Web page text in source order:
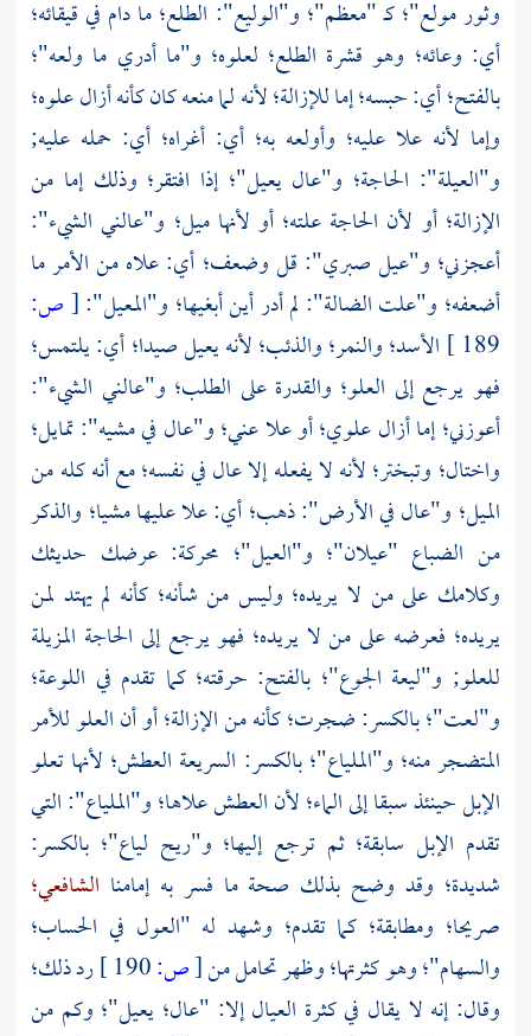
وثور مولع"؛ كـ "معظم"؛ و"الوليع": الطلع؛ ما دام في قيقائه؛
أي: وعائه؛ وهو قشرة الطلع؛ لعلوه؛ و"ما أدري ما ولعه"؛
بالفتح؛ أي: حبسه؛ إما للإزالة؛ لأنه لما منعه كان كأنه أزال علوه؛
وإما لأنه علا عليه؛ وأولعه به؛ أي: أغراه؛ أي: حمله عليه;
و"العيلة": الحاجة؛ و"عال يعيل"؛ إذا افتقر؛ وذلك إما من
الإزالة؛ أو لأن الحاجة علته؛ أو لأنها ميل؛ و"عالني الشيء":
أعجزني؛ و"عيل صبري": قل وضعف؛ أي: علاه من الأمر ما
أضعفه؛ و"علت الضالة": لم أدر أين أبغيها؛ و"المعيل":[ص:
189 ] الأسد؛ والنمر؛ والذئب؛ لأنه يعيل صيدا؛ أي: يلتمس؛
فهو يرجع إلى العلو؛ والقدرة على الطلب؛ و"عالني الشيء":
أعوزني؛ إما أزال علوي؛ أو علا عني؛ و"عال في مشيه": تمايل؛
واختال؛ وتبختر؛ لأنه لا يفعله إلا عال في نفسه؛ مع أنه كله من
الميل؛ و"عال في الأرض": ذهب؛ أي: علا عليها مشيا؛ والذكر
من الضباع "عيلان"؛ و"العيل"؛ محركة: عرضك حديثك
وكلامك على من لا يريده؛ وليس من شأنه؛ كأنه لم يهتد لمن
يريده؛ فعرضه على من لا يريده؛ فهو يرجع إلى الحاجة المزيلة
للعلو; و"ليعة الجوع"؛ بالفتح: حرقته؛ كما تقدم في اللوعة؛
و"لعت"؛ بالكسر: ضجرت؛ كأنه من الإزالة؛ أو أن العلو للأمر
المتضجر منه؛ و"الملياع"؛ بالكسر: السريعة العطش؛ لأنها تعلو
الإبل حينئذ سبقا إلى الماء؛ لأن العطش علاها؛ و"الملياع": التي
تقدم الإبل سابقة؛ ثم ترجع إليها؛ و"ريح لياع"؛ بالكسر:
شديدة؛ وقد وضح بذلك صحة ما فسر به إمامنا الشافعي؛
صريحا؛ ومطابقة؛ كما تقدم؛ وشهد له "العول في الحساب؛
والسهام"؛ وهو كثرتها؛ وظهر تحامل من[ص:
رد ذلك؛
وقال: إنه لا يقال في كثرة العيال إلا: "عال؛ يعيل"؛ وكم من